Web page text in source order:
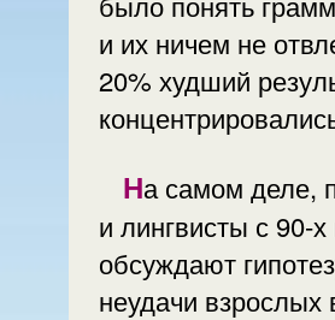
и их ничем не
20% худший
На самом деле, психологи
и лингвисты с 90-
обсуждают
неудачи взрослых